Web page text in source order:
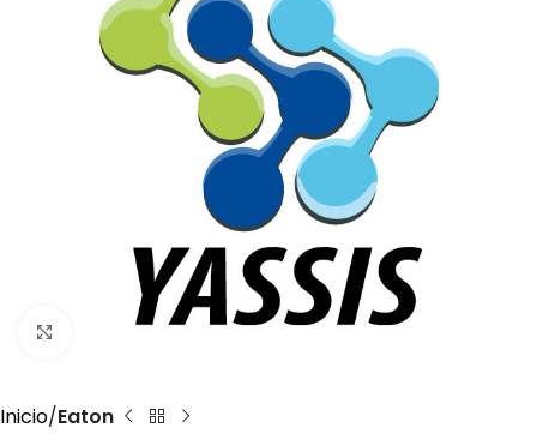
Click to enlarge
Inicio Eaton